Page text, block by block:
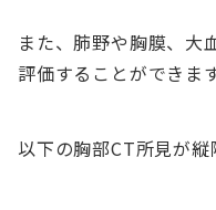
また、肺野や胸膜、大
評価することができます
以下の胸部CT所見が縦